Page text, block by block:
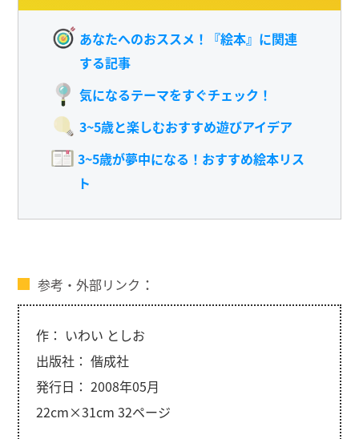
あなたへのおススメ！『絵本』に関連
する記事
気になるテーマをすぐチェック！
3~5歳と楽しむおすすめ遊びアイデア
3~5歳が夢中になる！おすすめ絵本リス
ト
参考・外部リンク
作： いわい としお
出版社： 偕成社
発行日： 2008年05月
22cm×31cm 32ページ